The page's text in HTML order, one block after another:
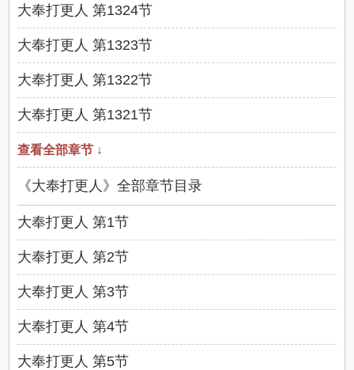
大奉打更人 第1324节
大奉打更人 第1323节
大奉打更人 第1322节
大奉打更人 第1321节
查看全部章节 ↓
《大奉打更人》全部章节目录
大奉打更人 第1节
大奉打更人 第2节
大奉打更人 第3节
大奉打更人 第4节
大奉打更人 第5节